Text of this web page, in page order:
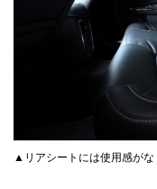
▲リアシートには使用感がな